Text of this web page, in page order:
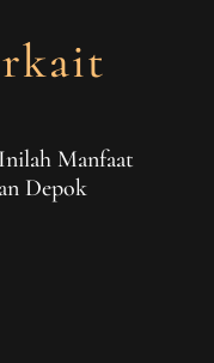
Manfaat
Depok